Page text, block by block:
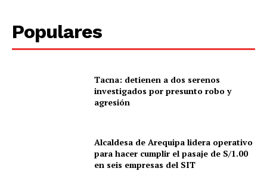
Populares
Tacna: detienen a dos serenos
investigados por presunto robo y
agresión
Alcaldesa de Arequipa lidera operativo
para hacer cumplir el pasaje de S/1.00
en seis empresas del SIT